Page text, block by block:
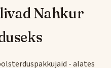
Nahkur
- alates